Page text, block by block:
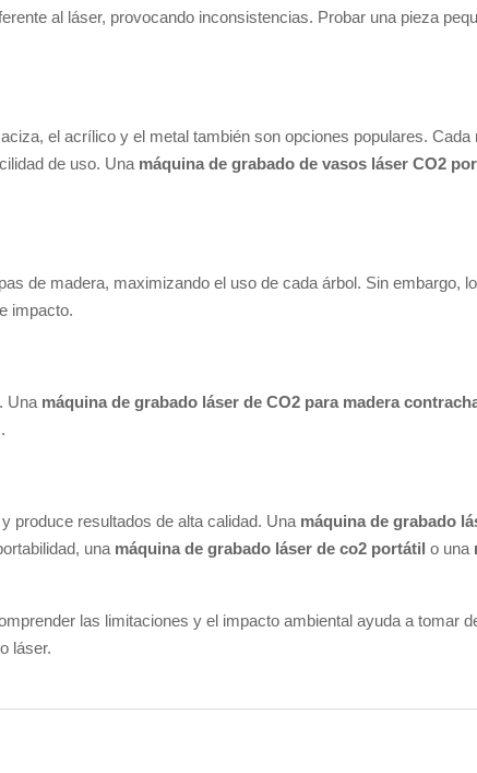
al láser, provocando inconsistencias. Probar una pieza
el acrílico y el metal también son opciones populares.
de uso. Una máquina de grabado de vasos láser CO2
de madera, maximizando el uso de cada árbol. Sin embargo,
impacto.
Una máquina de grabado láser de CO2 para madera
produce resultados de alta calidad. Una máquina de grabado
una máquina de grabado láser de co2 portátil o una
las limitaciones y el impacto ambiental ayuda a tomar
láser.